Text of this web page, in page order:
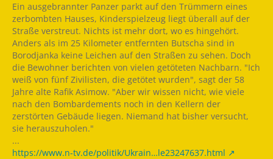
Ein ausgebrannter Panzer parkt auf den Trümmern eines
zerbombten Hauses, Kinderspielzeug liegt überall auf der
Straße verstreut. Nichts ist mehr dort, wo es hingehört.
Anders als im 25 Kilometer entfernten Butscha sind in
Borodjanka keine Leichen auf den Straßen zu sehen. Doch
die Bewohner berichten von vielen getöteten Nachbarn. "Ich
weiß von fünf Zivilisten, die getötet wurden", sagt der 58
Jahre alte Rafik Asimow. "Aber wir wissen nicht, wie viele
nach den Bombardements noch in den Kellern der
zerstörten Gebäude liegen. Niemand hat bisher versucht,
sie herauszuholen."
...
https://www.n-tv.de/politik/Ukrain…le23247637.html